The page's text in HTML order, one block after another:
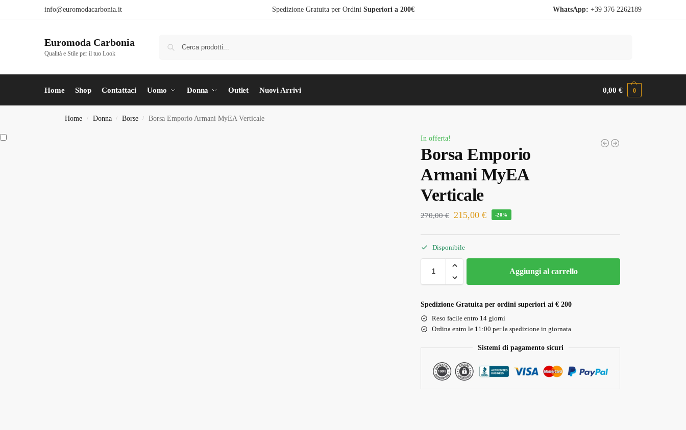
info@euromodacarbonia.it Spedizione Gratuita per Ordini Superiori a 200€ WhatsApp: +39 376 2262189
Euromoda Carbonia
Qualità e Stile per il tuo Look
Home Shop Contattaci Uomo Donna Outlet Nuovi Arrivi 0,00€ 0
Home / Donna / Borse / Borsa Emporio Armani MyEA Verticale
In offerta!
Borsa Emporio
Armani MyEA
Verticale
270,00€ 215,00€ -20%
Disponibile
Aggiungi al carrello
Spedizione Gratuita per ordini superiori ai € 200
Reso facile entro 14 giorni
Ordina entro le 11:00 per la spedizione in giornata
Sistemi di pagamento sicuri